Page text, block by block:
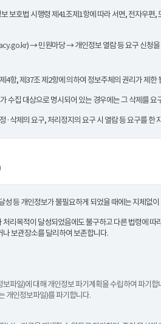
보호법 시행령 제41조제1항에 따라 서면, 전자우편,
) → 민원마당 → 개인정보 열람 등 요구 신청
항, 제37조 제2항에 의하여 정보주체의 권리가 제한
수집 대상으로 명시되어 있는 경우에는 그 삭제를 요
삭제의 요구, 처리정지의 요구 시 열람 등 요구를 한
등 개인정보가 불필요하게 되었을 때에는 지체없
리목적이 달성되었음에도 불구하고 다른 법령에 따
보관장소를 달리하여 보존합니다.
파일)에 대해 개인정보 파기계획을 수립하여 파기
개인정보파일)를 파기합니다.